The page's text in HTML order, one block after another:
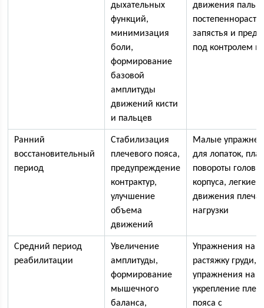
дыхательных
функций,
минимизация
боли,
формирование
базовой
амплитуды
движений кисти
и пальцев
движения
запястья и
под контролем
Ранний
восстановительный
период
Стабилизация
плечевого пояса,
предупреждение
контрактур,
улучшение
объема
движений
Малые
для лопаток,
повороты
корпуса, легкие
движения плеча
нагрузки
Средний период
реабилитации
Увеличение
амплитуды,
формирование
мышечного
баланса,
Упражнения на
растяжку груди,
упражнения на
укрепление
пояса с